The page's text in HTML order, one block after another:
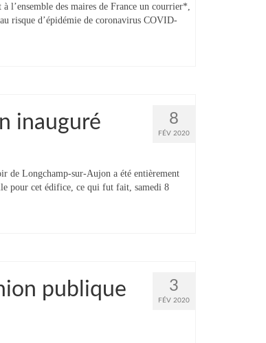
des maires de France un courrier*,
risque d’épidémie de coronavirus COVID-
8
FÉV 2020
inauguré
de Longchamp-sur-Aujon a été entièrement
pour cet édifice, ce qui fut fait, samedi 8
3
FÉV 2020
publique